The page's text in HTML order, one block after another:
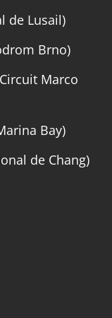
de Lusail)
Brno)
Marco
Bay)
de Chang)